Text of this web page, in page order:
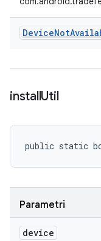
DeviceNot
installUtil
public static
Parametri
device